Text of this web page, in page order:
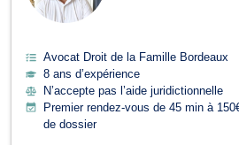
Avocat Droit de la Famille Bordeaux
8 ans d’expérience
N’accepte pas l’aide juridictionnelle
Premier rendez-vous de 45 min à
de dossier